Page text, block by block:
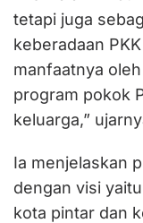
tetapi juga
keberadaan
manfaatnya
program pokok
keluarga,”
Ia menjelaskan
dengan visi
kota pintar dan